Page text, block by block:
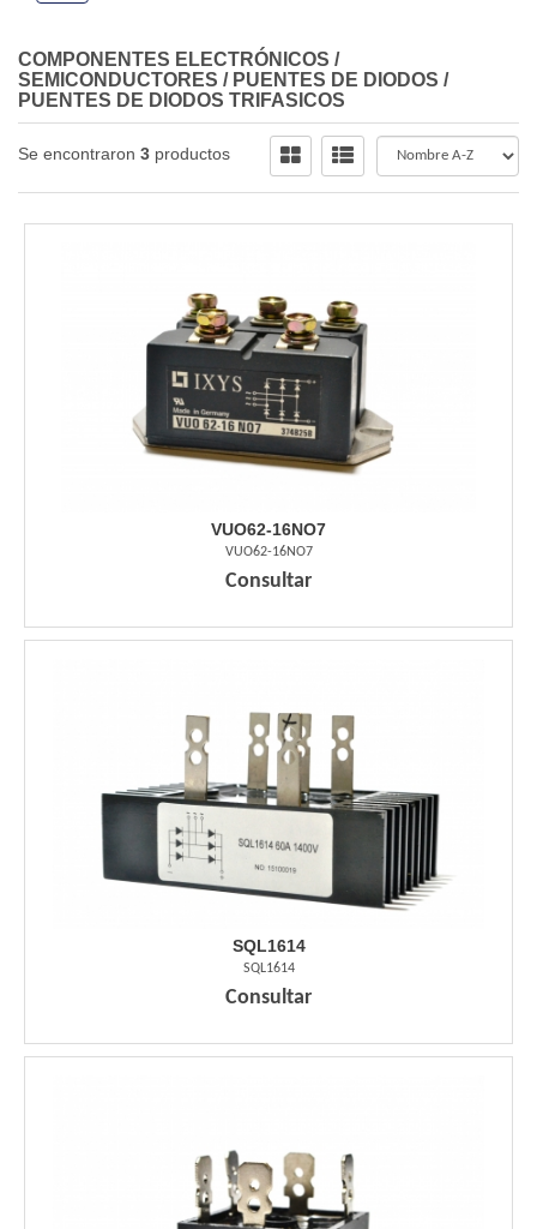
COMPONENTES ELECTRÓNICOS /
SEMICONDUCTORES / PUENTES DE DIODOS /
PUENTES DE DIODOS TRIFASICOS
Se encontraron 3 productos
VUO62-16NO7
VUO62-16NO7
Consultar
SQL1614
SQL1614
Consultar